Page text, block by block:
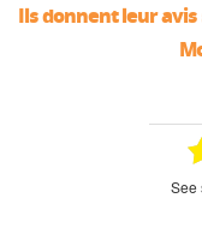
Ils donnent leur